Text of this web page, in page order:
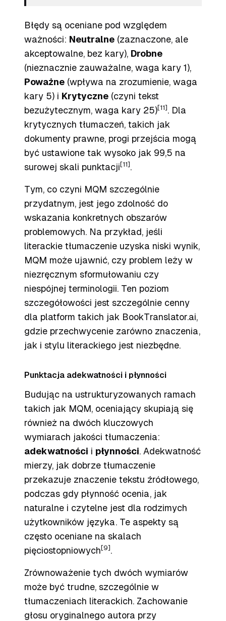
Błędy są oceniane pod względem
ważności: Neutralne (zaznaczone, ale
akceptowalne, bez kary), Drobne
(nieznacznie zauważalne, waga kary 1),
Poważne (wpływa na zrozumienie, waga
kary 5) i Krytyczne (czyni tekst
bezużytecznym, waga kary 25)[11] . Dla
krytycznych tłumaczeń, takich jak
dokumenty prawne, progi przejścia mogą
być ustawione tak wysoko jak 99,5 na
surowej skali punktacji [11] .
Tym, co czyni MQM szczególnie
przydatnym, jest jego zdolność do
wskazania konkretnych obszarów
problemowych. Na przykład, jeśli
literackie tłumaczenie uzyska niski wynik,
MQM może ujawnić, czy problem leży w
niezręcznym sformułowaniu czy
niespójnej terminologii. Ten poziom
szczegółowości jest szczególnie cenny
dla platform takich jak BookTranslator.ai,
gdzie przechwycenie zarówno znaczenia,
jak i stylu literackiego jest niezbędne.
Punktacja adekwatności i płynności
Budując na ustrukturyzowanych ramach
takich jak MQM, oceniający skupiają się
również na dwóch kluczowych
wymiarach jakości tłumaczenia:
adekwatności i płynności. Adekwatność
mierzy, jak dobrze tłumaczenie
przekazuje znaczenie tekstu źródłowego,
podczas gdy płynność ocenia, jak
naturalne i czytelne jest dla rodzimych
użytkowników języka. Te aspekty są
często oceniane na skalach
pięciostopniowych [9] .
Zrównoważenie tych dwóch wymiarów
może być trudne, szczególnie w
tłumaczeniach literackich. Zachowanie
głosu oryginalnego autora przy